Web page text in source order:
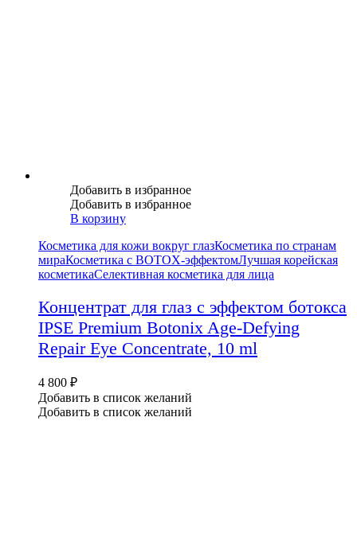
Добавить в избранное
Добавить в избранное
В корзину
Косметика для кожи вокруг глазКосметика по странам
мираКосметика с BOTOX-эффектомЛучшая корейская
косметикаСелективная косметика для лица
Концентрат для глаз с эффектом ботокса
IPSE Premium Botonix Age-Defying
Repair Eye Concentrate, 10 ml
4 800 ₽
Добавить в список желаний
Добавить в список желаний